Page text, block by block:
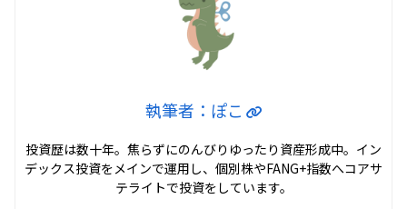
執筆者：ぽこ
投資歴は数十年。焦らずにのんびりゆったり資産形成中。イン
デックス投資をメインで運用し、個別株やFANG+指数へコアサ
テライトで投資をしています。